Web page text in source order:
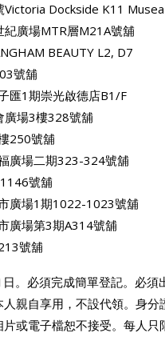
Dockside K11
廣場MTR層M21A號舖
BEAUTY L2, D7
號舖
匯1期崇光啟德店B1/F
場3樓328號舖
250號舖
廣場二期323-324號舖
號舖
廣場1期1022-1023號舖
廣場第3期A314號舖
號舖
。必須完成簡單登記。必
親自享用，不設代領。身
或電子檔恕不接受。每人